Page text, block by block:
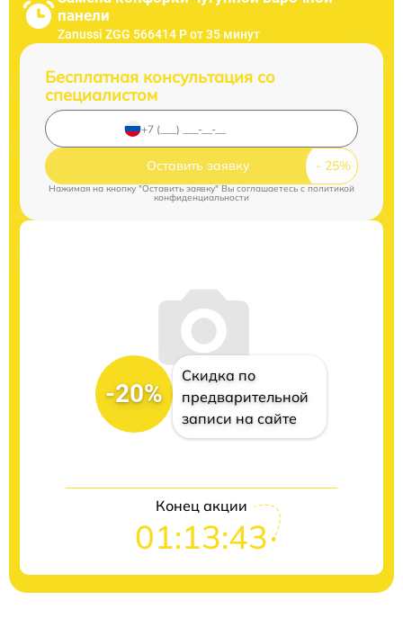
панели
Zanussi ZGG 566414 P от 35 минут
Бесплатная консультация со
специалистом
Оставить заявку
Нажимая на кнопку "Оставить заявку" Вы соглашаетесь cполитикой
конфиденциальности
-20%
Скидка по
предварительной
записи на сайте
Конец акции
01:13:42